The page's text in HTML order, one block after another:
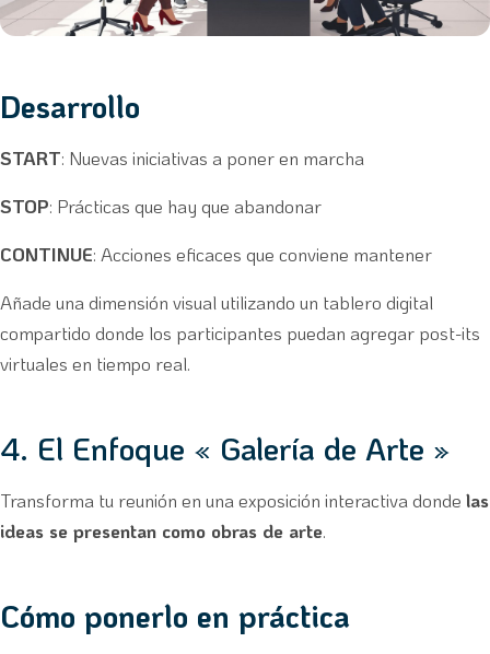
Desarrollo
START: Nuevas iniciativas a poner en marcha
STOP: Prácticas que hay que abandonar
CONTINUE: Acciones eficaces que conviene mantener
Añade una dimensión visual utilizando un tablero digital
compartido donde los participantes puedan agregar post-its
virtuales en tiempo real.
4. El Enfoque « Galería de Arte »
Transforma tu reunión en una exposición interactiva donde las
ideas se presentan como obras de arte.
Cómo ponerlo en práctica